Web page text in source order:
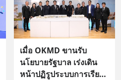
เมื่อ OKMD ขานรับ
นโยบายรัฐบาล เร่งเดิน
หน้าปฏิรูประบบการเรียนรู้